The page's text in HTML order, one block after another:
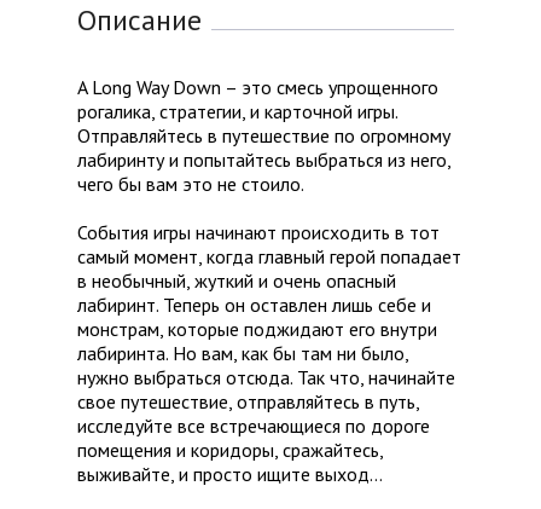
Описание
A Long Way Down – это смесь упрощенного
рогалика, стратегии, и карточной игры.
Отправляйтесь в путешествие по огромному
лабиринту и попытайтесь выбраться из него,
чего бы вам это не стоило.
События игры начинают происходить в тот
самый момент, когда главный герой попадает
в необычный, жуткий и очень опасный
лабиринт. Теперь он оставлен лишь себе и
монстрам, которые поджидают его внутри
лабиринта. Но вам, как бы там ни было,
нужно выбраться отсюда. Так что, начинайте
свое путешествие, отправляйтесь в путь,
исследуйте все встречающиеся по дороге
помещения и коридоры, сражайтесь,
выживайте, и просто ищите выход…